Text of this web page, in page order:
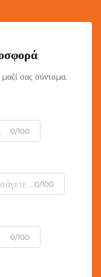
σας σύντομα.
0/100
0/100
0/100